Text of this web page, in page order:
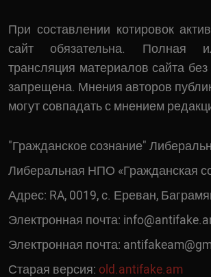
При составлении котировок
сайт обязательна. Полная
трансляция материалов сайта
запрещена. Мнения авторов
могут совпадать с мнением
"Гражданское сознание"
Либеральная НПО «Гражданская
Адрес: RA, 0019, c. Ереван,
Электронная почта:
Электронная почта:
Старая версия: old.antifake.am